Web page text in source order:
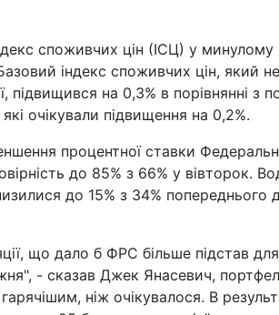
споживчих цін (ІСЦ) у минулому
індекс споживчих цін, який
підвищився на 0,3% в порівнянні з
очікували підвищення на 0,2%.
процентної ставки
до 85% з 66% у вівторок.
до 15% з 34% попереднього
що дало б ФРС більше підстав
- сказав Джек Янасевич,
ніж очікувалося. В